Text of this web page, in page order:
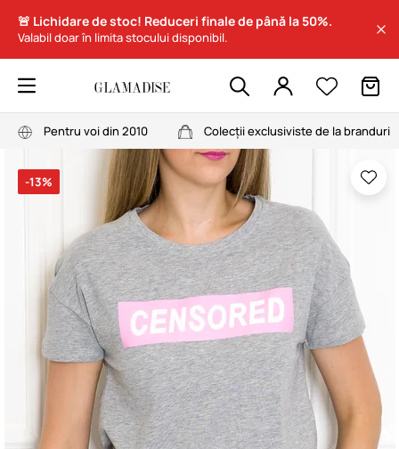
🚨 Lichidare de stoc! Reduceri finale de până la 50%.
Valabil doar în limita stocului disponibil.
Pentru voi din 2010 Colecții exclusiviste de la branduri
-13%